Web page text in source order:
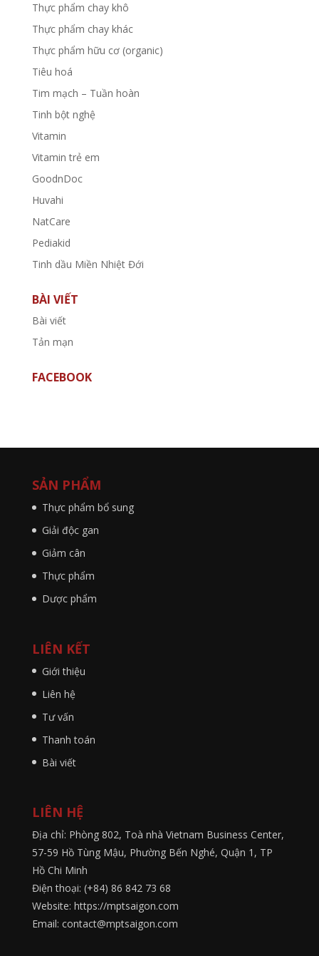
Thực phẩm chay khô
Thực phẩm chay khác
Thực phẩm hữu cơ (organic)
Tiêu hoá
Tim mạch – Tuần hoàn
Tinh bột nghệ
Vitamin
Vitamin trẻ em
GoodnDoc
Huvahi
NatCare
Pediakid
Tinh dầu Miền Nhiệt Đới
BÀI VIẾT
Bài viết
Tản mạn
FACEBOOK
SẢN PHẨM
Thực phẩm bổ sung
Giải độc gan
Giảm cân
Thực phẩm
Dược phẩm
LIÊN KẾT
Giới thiệu
Liên hệ
Tư vấn
Thanh toán
Bài viết
LIÊN HỆ
Địa chỉ: Phòng 802, Toà nhà Vietnam Business Center,
57-59 Hồ Tùng Mậu, Phường Bến Nghé, Quận 1, TP
Hồ Chi Minh
Điện thoại: (+84) 86 842 73 68
Website: https://mptsaigon.com
Email: contact@mptsaigon.com